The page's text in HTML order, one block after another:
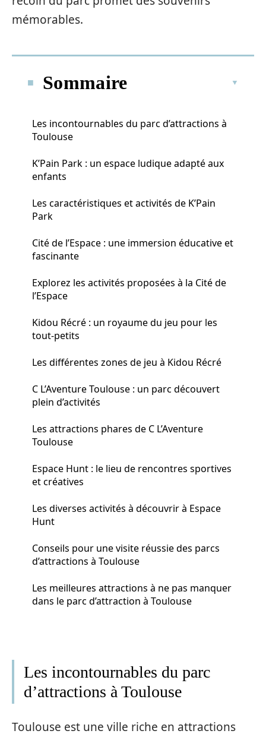
mémorables.
Sommaire
Les incontournables du parc d’attractions à
Toulouse
K’Pain Park : un espace ludique adapté aux
enfants
Les caractéristiques et activités de K’Pain
Park
Cité de l’Espace : une immersion éducative et
fascinante
Explorez les activités proposées à la Cité de
l’Espace
Kidou Récré : un royaume du jeu pour les
tout-petits
Les différentes zones de jeu à Kidou Récré
C L’Aventure Toulouse : un parc découvert
plein d’activités
Les attractions phares de C L’Aventure
Toulouse
Espace Hunt : le lieu de rencontres sportives
et créatives
Les diverses activités à découvrir à Espace
Hunt
Conseils pour une visite réussie des parcs
d’attractions à Toulouse
Les meilleures attractions à ne pas manquer
dans le parc d’attraction à Toulouse
Les incontournables du parc
d’attractions à Toulouse
Toulouse est une ville riche en attractions